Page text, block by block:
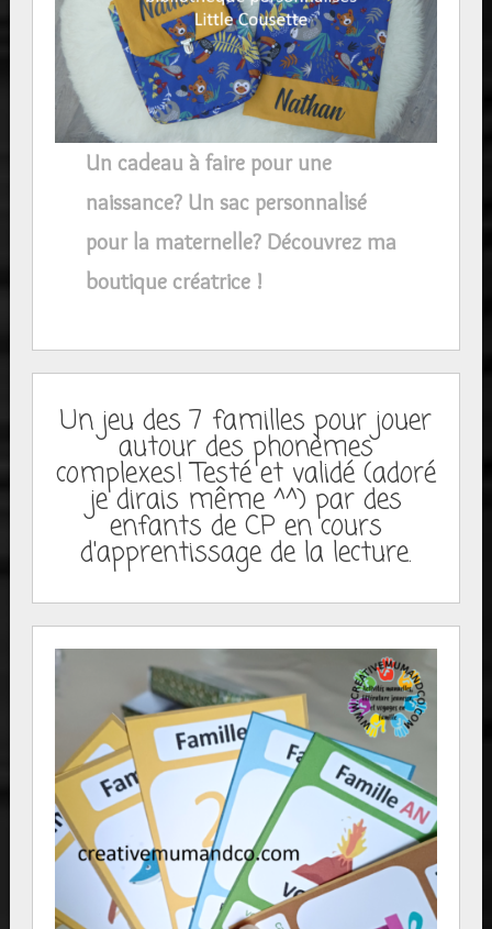
Un cadeau à faire pour une
naissance? Un sac personnalisé
pour la maternelle? Découvrez ma
boutique créatrice !
Un jeu des 7 familles pour jouer
autour des phonèmes
complexes! Testé et validé (adoré
je dirais même ^^) par des
enfants de CP en cours
d'apprentissage de la lecture.